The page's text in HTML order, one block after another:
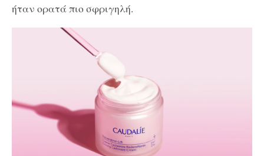
ήταν ορατά πιο σφριγηλή.